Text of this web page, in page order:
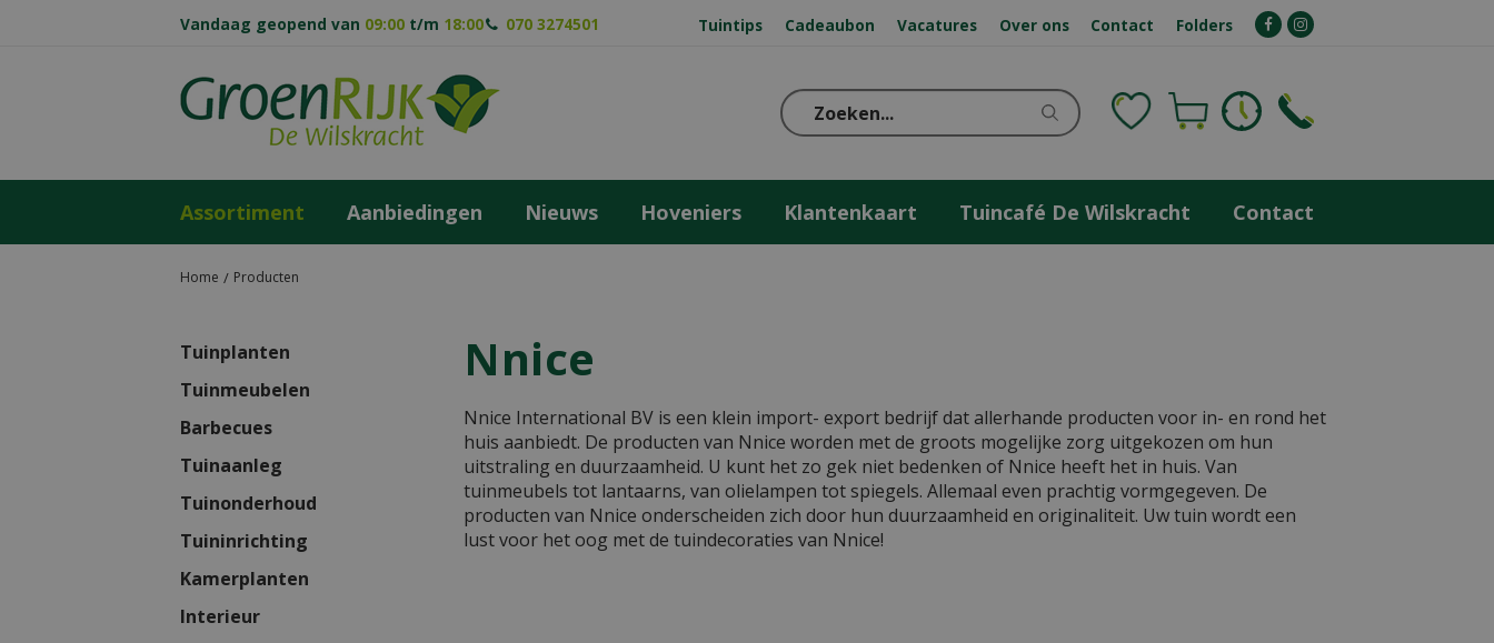
Home Producten
Vandaag geopend van 09:00 t/m 18:00 070 3274501 Tuintips Cadeaubon Vacatures Over ons Contact Folders
Assortiment Aanbiedingen Nieuws Hoveniers Klantenkaart Tuincafé De Wilskracht Contact
Nnice
Nnice International BV is een klein import- export bedrijf dat allerhande producten voor in- en rond het
huis aanbiedt. De producten van Nnice worden met de groots mogelijke zorg uitgekozen om hun
uitstraling en duurzaamheid. U kunt het zo gek niet bedenken of Nnice heeft het in huis. Van
tuinmeubels tot lantaarns, van olielampen tot spiegels. Allemaal even prachtig vormgegeven. De
producten van Nnice onderscheiden zich door hun duurzaamheid en originaliteit. Uw tuin wordt een
lust voor het oog met de tuindecoraties van Nnice!
Tuinplanten
Tuinmeubelen
Barbecues
Tuinaanleg
Tuinonderhoud
Tuininrichting
Kamerplanten
Interieur